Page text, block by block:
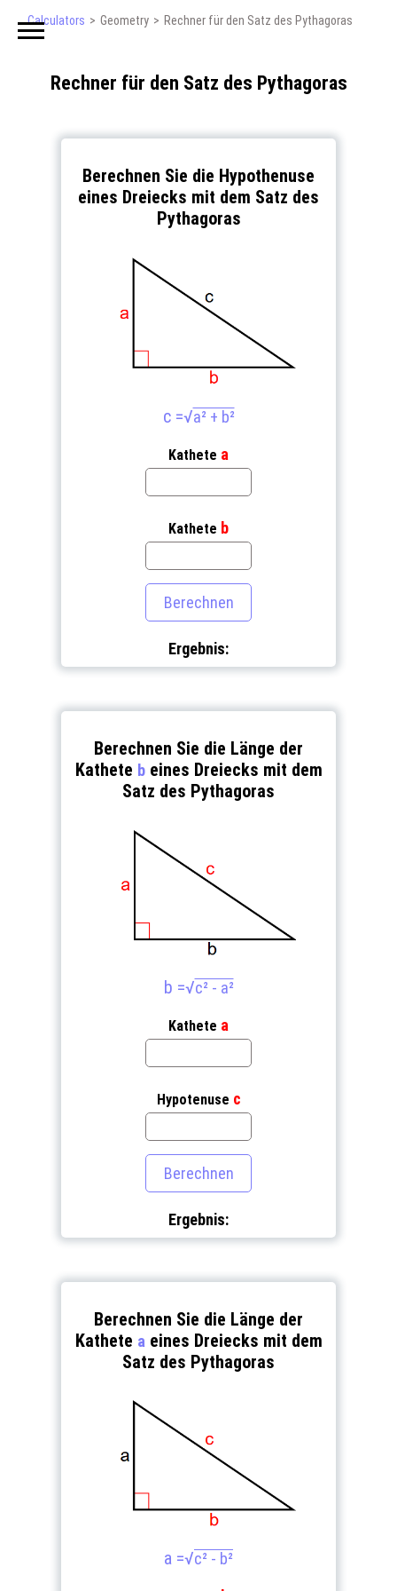
Calculators Geometry Rechner für den Satz des Pythagoras
Rechner für den Satz des Pythagoras
Berechnen Sie die Hypothenuse
eines Dreiecks mit dem Satz des
Pythagoras
c =√a² + b²
Kathete a
Kathete b
Ergebnis:
Berechnen Sie die Länge der
Kathete beines Dreiecks mit dem
Satz des Pythagoras
b =√c² - a²
Kathete a
Hypotenuse c
Ergebnis:
Berechnen Sie die Länge der
Kathete aeines Dreiecks mit dem
Satz des Pythagoras
a =√c² - b²